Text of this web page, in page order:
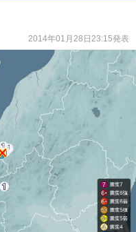
2014年01月28日23:15発表